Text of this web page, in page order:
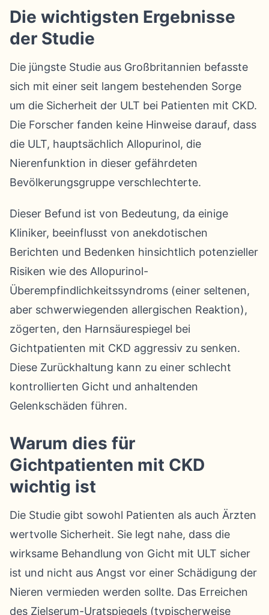
Die wichtigsten Ergebnisse
der Studie
Die jüngste Studie aus Großbritannien befasste
sich mit einer seit langem bestehenden Sorge
um die Sicherheit der ULT bei Patienten mit CKD.
Die Forscher fanden keine Hinweise darauf, dass
die ULT, hauptsächlich Allopurinol, die
Nierenfunktion in dieser gefährdeten
Bevölkerungsgruppe verschlechterte.
Dieser Befund ist von Bedeutung, da einige
Kliniker, beeinflusst von anekdotischen
Berichten und Bedenken hinsichtlich potenzieller
Risiken wie des Allopurinol-
Überempfindlichkeitssyndroms (einer seltenen,
aber schwerwiegenden allergischen Reaktion),
zögerten, den Harnsäurespiegel bei
Gichtpatienten mit CKD aggressiv zu senken.
Diese Zurückhaltung kann zu einer schlecht
kontrollierten Gicht und anhaltenden
Gelenkschäden führen.
Warum dies für
Gichtpatienten mit CKD
wichtig ist
Die Studie gibt sowohl Patienten als auch Ärzten
wertvolle Sicherheit. Sie legt nahe, dass die
wirksame Behandlung von Gicht mit ULT sicher
ist und nicht aus Angst vor einer Schädigung der
Nieren vermieden werden sollte. Das Erreichen
des Zielserum-Uratspiegels (typischerweise